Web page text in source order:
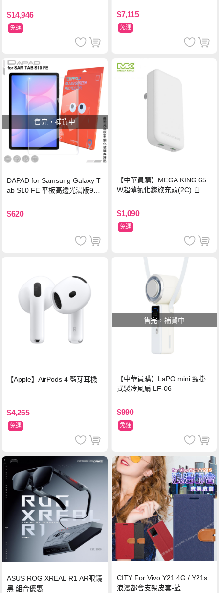
$14,946
免運
$7,115
免運
售完，補貨中
DAPAD for Samsung Galaxy T
ab S10 FE 平板高透光滿版9H
$620
【中華員購】MEGA KING 65
W超薄氮化鎵旅充頭(2C) 白
$1,090
免運
【Apple】AirPods 4 藍芽耳機
$4,265
免運
售完，補貨中
【中華員購】LaPO mini 頸掛
式製冷風扇 LF-06
$990
免運
ASUS ROG XREAL R1 AR眼鏡
黑 組合優惠
CITY For Vivo Y21 4G / Y21s
浪漫都會支架皮套-藍